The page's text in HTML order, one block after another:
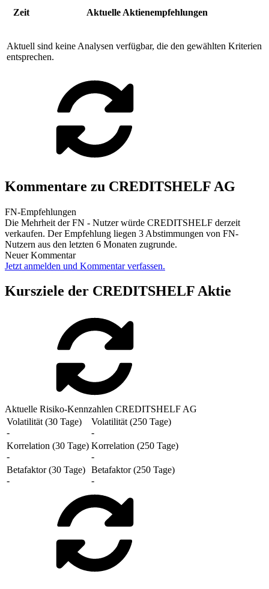
Zeit Aktuelle Aktienempfehlungen
Aktuell sind keine Analysen verfügbar, die den gewählten Kriterien
entsprechen.
Kommentare zu CREDITSHELF AG
FN-Empfehlungen
Die Mehrheit der FN - Nutzer würde CREDITSHELF derzeit
verkaufen. Der Empfehlung liegen 3 Abstimmungen von FN-
Nutzern aus den letzten 6 Monaten zugrunde.
Neuer Kommentar
Jetzt anmelden und Kommentar verfassen.
Kursziele der CREDITSHELF Aktie
Aktuelle Risiko-Kennzahlen CREDITSHELF AG
Volatilität (30 Tage)
-
Volatilität (250 Tage)
-
Korrelation (30 Tage)
-
Korrelation (250 Tage)
-
Betafaktor (30 Tage)
-
Betafaktor (250 Tage)
-